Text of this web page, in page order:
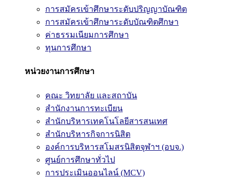
การสมัครเข้าศึกษาระดับปริญญาบัณฑิต
การสมัครเข้าศึกษาระดับบัณฑิตศึกษา
ค่าธรรมเนียมการศึกษา
ทุนการศึกษา
หน่วยงานการศึกษา
คณะ วิทยาลัย และสถาบัน
สำนักงานการทะเบียน
สำนักบริหารเทคโนโลยีสารสนเทศ
สำนักบริหารกิจการนิสิต
องค์การบริหารสโมสรนิสิตจุฬาฯ (อบจ.)
ศูนย์การศึกษาทั่วไป
การประเมินออนไลน์ (MCV)